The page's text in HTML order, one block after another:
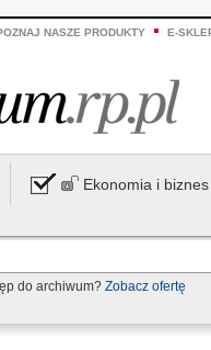
NASZE PRODUKTY E-
Ekonomia i biznes
do archiwum? Zobacz ofertę